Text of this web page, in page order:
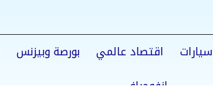
سيارات اقتصاد عالمي بورصة وبيزنس
إنفوجراف